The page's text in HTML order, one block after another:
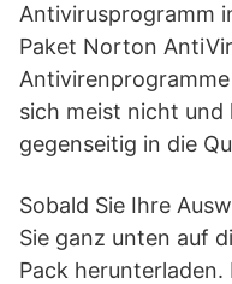
Antivirusprogramm
Paket Norton
sich meist nicht und
gegenseitig in die
Sobald Sie Ihre
Sie ganz unten auf
Pack herunterladen.